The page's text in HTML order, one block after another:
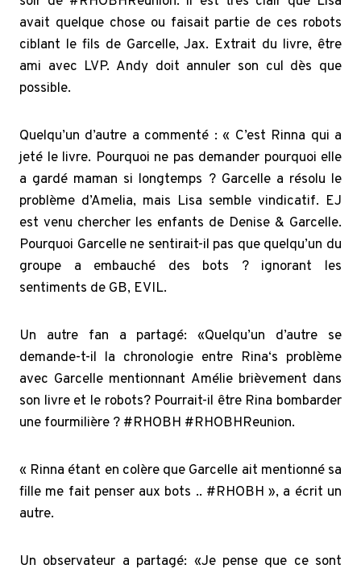
avait quelque chose ou faisait partie de ces robots
ciblant le fils de Garcelle, Jax. Extrait du livre, être
ami avec LVP. Andy doit annuler son cul dès que
possible.
Quelqu’un d’autre a commenté : « C’est Rinna qui a
jeté le livre. Pourquoi ne pas demander pourquoi elle
a gardé maman si longtemps ? Garcelle a résolu le
problème d’Amelia, mais Lisa semble vindicatif. EJ
est venu chercher les enfants de Denise & Garcelle.
Pourquoi Garcelle ne sentirait-il pas que quelqu’un du
groupe a embauché des bots ? ignorant les
sentiments de GB, EVIL.
Un autre fan a partagé: «Quelqu’un d’autre se
demande-t-il la chronologie entre Rina‘s problème
avec Garcelle mentionnant Améliebrièvement dans
son livre et le robots? Pourrait-il être Rina bombarder
une fourmilière ? #RHOBH #RHOBHReunion.
« Rinna étant en colère que Garcelle ait mentionné sa
fille me fait penser aux bots .. #RHOBH », a écrit un
autre.
Un observateur a partagé: «Je pense que ce sont